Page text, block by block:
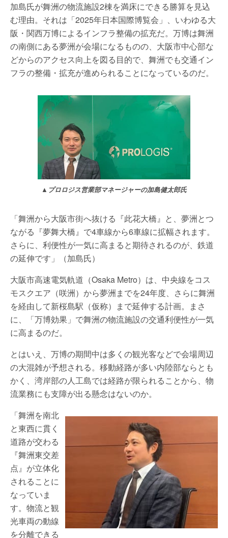
加島氏が舞洲の物流施設2棟を満床にできる勝算を見込
む理由。それは「2025年日本国際博覧会」、いわゆる大
阪・関西万博によるインフラ整備の拡充だ。万博は舞洲
の南側にある夢洲が会場になるものの、大阪市中心部な
どからのアクセス向上を図る目的で、舞洲でも交通イン
フラの整備・拡充が進められることになっているのだ。
▲プロロジス営業部マネージャーの加島健太郎氏
「舞洲から大阪市街へ抜ける『此花大橋』と、夢洲とつ
ながる『夢舞大橋』で4車線から6車線に拡幅されます。
さらに、利便性が一気に高まると期待されるのが、鉄道
の延伸です」（加島氏）
大阪市高速電気軌道（Osaka Metro）は、中央線をコス
モスクエア（咲洲）から夢洲までを24年度、さらに舞洲
を経由して新桜島駅（仮称）まで延伸する計画。まさ
に、「万博効果」で舞洲の物流施設の交通利便性が一気
に高まるのだ。
とはいえ、万博の期間中は多くの観光客などで会場周辺
の大混雑が予想される。移動経路が多い内陸部ならとも
かく、湾岸部の人工島では経路が限られることから、物
流業務にも支障が出る懸念はないのか。
「舞洲を南北
と東西に貫く
道路が交わる
『舞洲東交差
点』が立体化
されることに
なっていま
す。物流と観
光車両の動線
を分離できる